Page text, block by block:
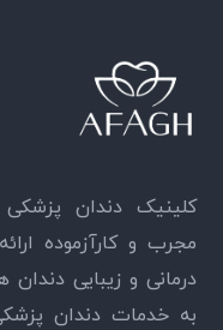
کلینیک دندان
مجرب و کارآزموده
درمانی و زیبایی
به خدمات دندان